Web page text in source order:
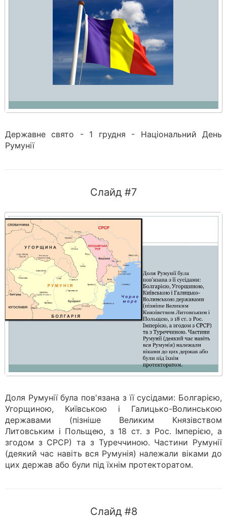
Державне свято - 1 грудня - Національний День
Румунії
Слайд #7
Доля Румунії була пов'язана з її сусідами: Болгарією,
Угорщиною, Київською і Галицько-Волинською
державами (пізніше Великим Князівством
Литовським і Польщею, з 18 ст. з Рос. Імперією, а
згодом з СРСР) та з Туреччиною. Частини Румунії
(деякий час навіть вся Румунія) належали віками до
цих держав або були під їхнім протекторатом.
Слайд #8